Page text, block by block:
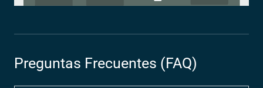
Preguntas Frecuentes (FAQ)